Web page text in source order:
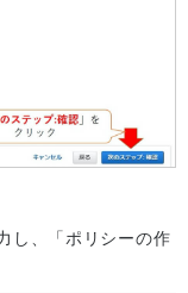
し、「ポリシーの作